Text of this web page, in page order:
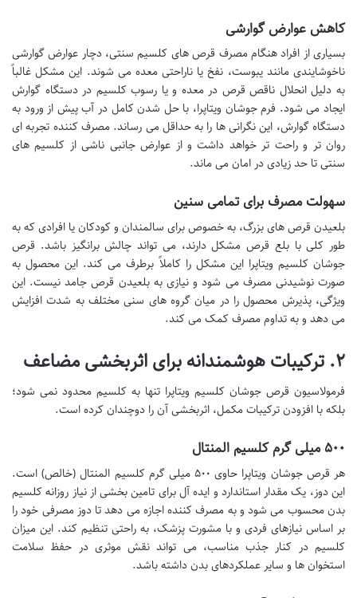
کاهش عوارض گوارشی
بسیاری از افراد هنگام مصرف قرص های کلسیم سنتی، دچار عوارض گوارشی
ناخوشایندی مانند یبوست، نفخ یا ناراحتی معده می شوند. این مشکل غالباً
به دلیل انحلال ناقص قرص در معده و یا رسوب کلسیم در دستگاه گوارش
ایجاد می شود. فرم جوشان ویتاپرا، با حل شدن کامل در آب پیش از ورود به
دستگاه گوارش، این نگرانی ها را به حداقل می رساند. مصرف کننده تجربه ای
روان تر و راحت تر خواهد داشت و از عوارض جانبی ناشی از کلسیم های
سنتی تا حد زیادی در امان می ماند.
سهولت مصرف برای تمامی سنین
بلعیدن قرص های بزرگ، به خصوص برای سالمندان و کودکان یا افرادی که به
طور کلی با بلع قرص مشکل دارند، می تواند چالش برانگیز باشد. قرص
جوشان کلسیم ویتاپرا این مشکل را کاملاً برطرف می کند. این محصول به
صورت نوشیدنی مصرف می شود و نیازی به بلعیدن قرص جامد نیست. این
ویژگی، پذیرش محصول را در میان گروه های سنی مختلف به شدت افزایش
می دهد و به تداوم مصرف کمک می کند.
۲. ترکیبات هوشمندانه برای اثربخشی مضاعف
فرمولاسیون قرص جوشان کلسیم ویتاپرا تنها به کلسیم محدود نمی شود؛
بلکه با افزودن ترکیبات مکمل، اثربخشی آن را دوچندان کرده است.
۵۰۰ میلی گرم کلسیم المنتال
هر قرص جوشان ویتاپرا حاوی ۵۰۰ میلی گرم کلسیم المنتال (خالص) است.
این دوز، یک مقدار استاندارد و ایده آل برای تامین بخشی از نیاز روزانه کلسیم
بدن محسوب می شود و به مصرف کننده اجازه می دهد تا دوز مصرفی خود را
بر اساس نیازهای فردی و با مشورت پزشک، به راحتی تنظیم کند. این میزان
کلسیم در کنار جذب مناسب، می تواند نقش موثری در حفظ سلامت
استخوان ها و سایر عملکردهای بدن داشته باشد.